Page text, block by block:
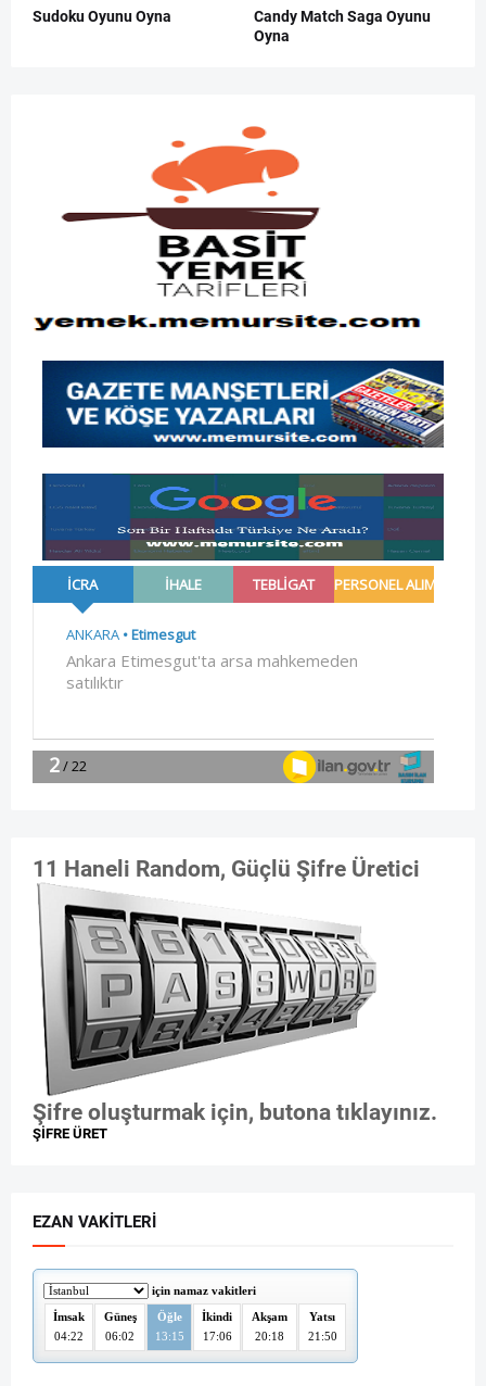
Sudoku Oyunu Oyna
Candy Match Saga Oyunu
Oyna
11 Haneli Random, Güçlü Şifre Üretici
Şifre oluşturmak için, butona tıklayınız.
ŞİFRE ÜRET
EZAN VAKITLERI